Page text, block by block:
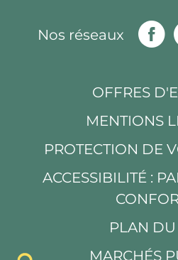
Nos réseaux
OFFRES
MENTIONS
PROTECTION DE
ACCESSIBILITÉ :
PLAN DU
MARCHÉS